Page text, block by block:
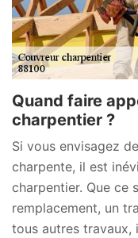
Quand faire
charpentier ?
Si vous envisagez
charpente, il est
charpentier. Que ce
remplacement, un
tous autres travaux,